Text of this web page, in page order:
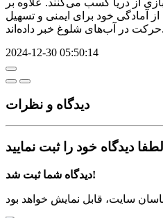
از آمادگی خود برای ایمنی و تسهیل
حرکت در آب‌های شلوغ خبر داده‌اند.
2024-12-30 05:50:14
دیدگاه‌ و نظرات
دیدگاه شما ثبت شد!